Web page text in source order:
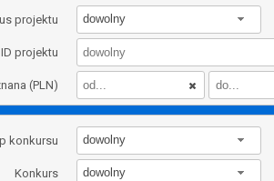
projektu dowolny
ID projektu
(PLN)
konkursu dowolny
Konkurs dowolny